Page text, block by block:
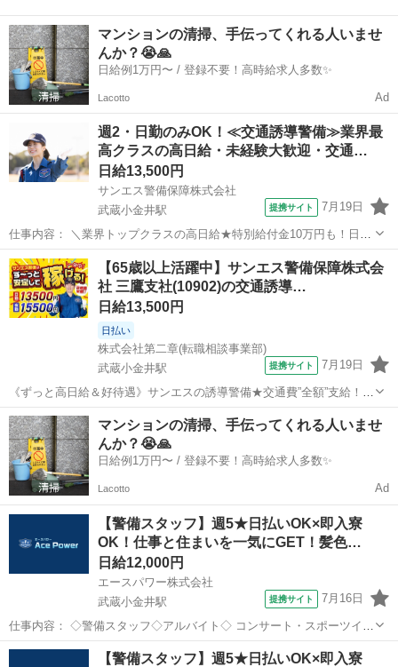
マンションの清掃、手伝ってくれる人いませ
んか？😭🙏
日給例1万円〜 / 登録不要！高時給求人多数✨
Lacotto Ad
週2・日勤のみOK！≪交通誘導警備≫業界最
高クラスの高日給・未経験大歓迎・交通…
日給13,500円
サンエス警備保障株式会社
武蔵小金井駅
提携サイト 7月19日
仕事内容： ＼業界トップクラスの高日給★特別給付金10万円も！日払
い可＆シフト自由／ とにかく日給が良い！！高日給で安心・安定の暮
らし♪月収30万円以上も可能！ ▼おシゴトの内容はとってもカンタ
ン！ 歩道や道路での誘導・案...
東京 小金井市 武蔵小金井駅 警備員
【65歳以上活躍中】サンエス警備保障株式会
社 三鷹支社(10902)の交通誘導…
日給13,500円
日払い
株式会社第二章(転職相談事業部)
武蔵小金井駅
提携サイト 7月19日
《ずっと高日給＆好待遇》サンエスの誘導警備★交通費”全額”支給！日
払いOK ★★サンエス警備は毎日お仕事たくさん★★ 基本給が高額な
のが自慢♪未経験も大歓迎！ ＞＞常に現場豊富&交通費モチロン全額支
給＜＜ 【職務内容】 ...
東京 小金井市 武蔵小金井駅 警備員
マンションの清掃、手伝ってくれる人いませ
んか？😭🙏
日給例1万円〜 / 登録不要！高時給求人多数✨
Lacotto Ad
【警備スタッフ】週5★日払いOK×即入寮
OK！仕事と住まいを一気にGET！髪色…
日給12,000円
エースパワー株式会社
武蔵小金井駅
提携サイト 7月16日
仕事内容： ◇警備スタッフ◇アルバイト◇ コンサート・スポーツイベ
ント・展示会などのイベントや、 工事現場周辺で警備・交通誘導をし
ていただきます。 経験者の方はもちろん、未経験者の方も積極的に採
東京 小金井市 武蔵小金井駅 警備員
【警備スタッフ】週5★日払いOK×即入寮